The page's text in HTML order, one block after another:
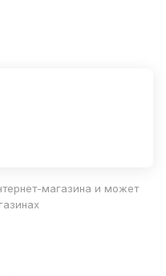
магазина и может